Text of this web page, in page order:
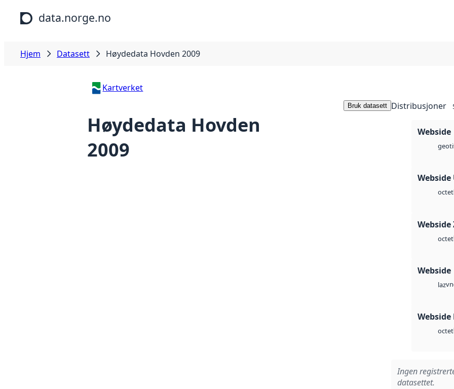
Hopp til hovedinnhold
data.norge.no
Hjem Datasett Høydedata Hovden 2009
Kartverket
Høydedata Hovden
2009
Bruk datasett Distribusjoner
Webside
Webside
octet
Webside
octet
Webside
laz
Webside
octet
Ingen
datasettet.